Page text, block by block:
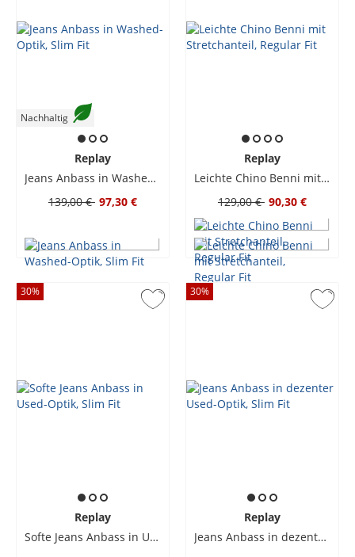
Nachhaltig
Replay
Jeans Anbass in Washed-Optik, Slim Fit
139,00 € 97,30 €
Replay
Leichte Chino Benni mit Stretchanteil, Regular Fit
129,00 € 90,30 €
30%
Replay
Softe Jeans Anbass in Used-Optik, Slim Fit
30%
Replay
Jeans Anbass in dezenter Used-Optik, Slim Fit